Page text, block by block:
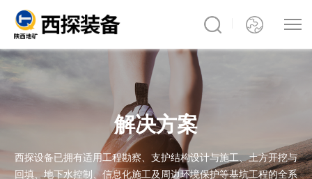
解决方案
西探设备已拥有适用工程勘察、支护结构设计与施工、土方开挖与
回填、地下水控制、信息化施工及周边环境保护等基坑工程的全系